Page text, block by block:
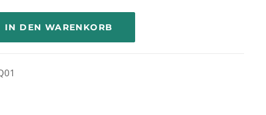
IN DEN WARENKORB